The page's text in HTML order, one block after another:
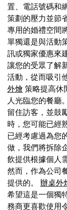
置、電話號碼和
策劃的壓力並節
專用的婚禮空間
單獨還是與活動
訊或獨家優惠來
讓您的受眾了解
活動，從而吸引
外燴 策略提高休
人光臨您的餐廳
留住訪客，並鼓
時，您可能已經
已經考慮過為您
做，我們將拆除
飲提供根據個人
然而，作為公司
提供的。 辦桌外
希望這是一個獨
務商更喜歡使用